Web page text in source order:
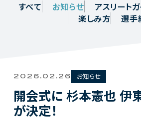
すべて お知らせ アスリート
楽しみ方
選手
2026.02.26 お知らせ
開会式に 杉本憲也 伊
が決定！